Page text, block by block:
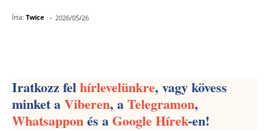
Írta: Twice - 2026/05/26
Iratkozz felhírlevelünkre, vagy kövess
minket aViberen, aTelegramon,
Whatsapponés aGoogle Hírek-en!